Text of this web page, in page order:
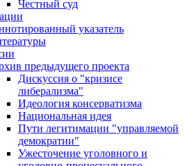
Честный суд
указатель
предыдущего проекта
Дискуссия о "кризисе
либерализма"
Идеология консерватизма
Национальная идея
Пути легитимации "управляемой
демократии"
Ужесточение уголовного и